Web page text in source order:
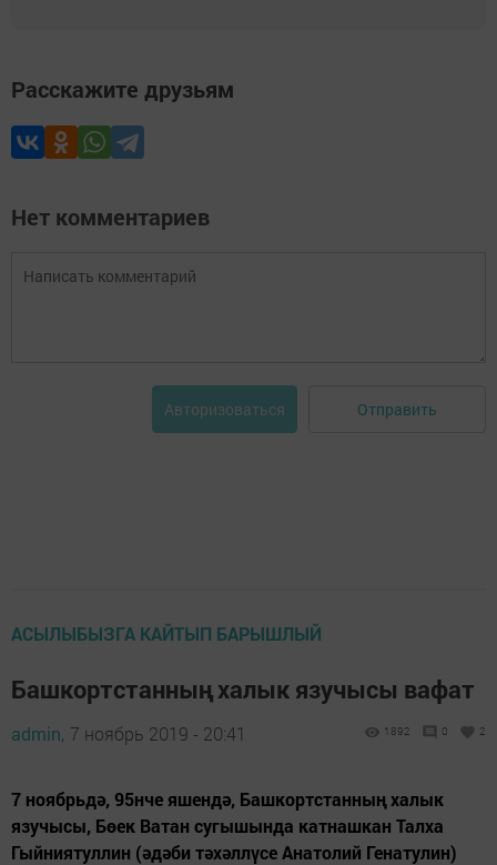
Расскажите друзьям
Нет комментариев
Авторизоваться Отправить
АСЫЛЫБЫЗГА КАЙТЫП БАРЫШЛЫЙ
Башкортстанның халык язучысы вафат
admin, 7 ноябрь 2019 - 20:41 1892 0 2
7 ноябрьдә, 95нче яшендә, Башкортстанның халык
язучысы, Бөек Ватан сугышында катнашкан Талха
Гыйниятуллин (әдәби тәхәллүсе Анатолий Генатулин)